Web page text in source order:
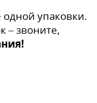
упаковки.
– звоните,